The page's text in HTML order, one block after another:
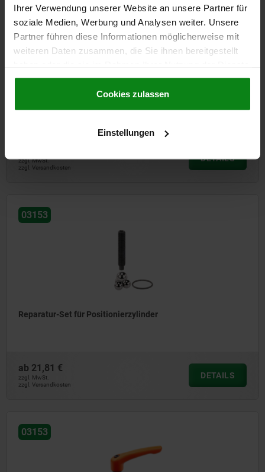
Ihrer Verwendung unserer Website an unsere Partner für
soziale Medien, Werbung und Analysen weiter. Unsere
Partner führen diese Informationen möglicherweise mit
weiteren Daten zusammen, die Sie ihnen bereitgestellt
gesammelt haben.Cookie Richtlinien
Datenschutz|AGB
Cookies zulassen
Einstellungen
Positionierzylinder Ball Lock
zzgl. MwSt.
zzgl. Versandkosten
DETAILS
03153
Reparatur-Set für Positionierzylinder
ab 21,81 €
zzgl. MwSt.
zzgl. Versandkosten
DETAILS
03153